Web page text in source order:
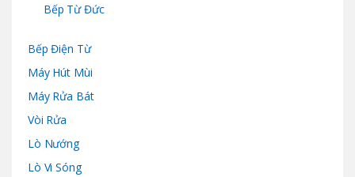
Bếp Từ Đức
Bếp Điện Từ
Máy Hút Mùi
Máy Rửa Bát
Vòi Rửa
Lò Nướng
Lò Vi Sóng